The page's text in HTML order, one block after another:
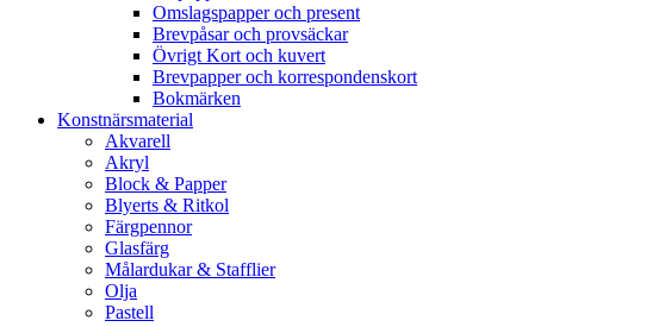
Omslagspapper och present
Brevpåsar och provsäckar
Övrigt Kort och kuvert
Brevpapper och korrespondenskort
Bokmärken
Konstnärsmaterial
Akvarell
Akryl
Block & Papper
Blyerts & Ritkol
Färgpennor
Glasfärg
Målardukar & Stafflier
Olja
Pastell